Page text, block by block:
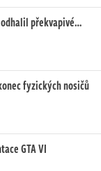
překvapivé…
fyzických nosičů
GTA VI